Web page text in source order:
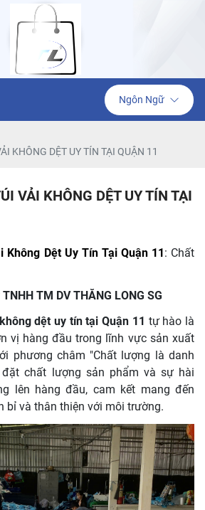
Ngôn Ngữ
KHÔNG DỆT UY TÍN TẠI QUẬN 11
VẢI KHÔNG DỆT UY TÍN TẠI
Không Dệt Uy Tín Tại Quận 11: Chất
TM DV THĂNG LONG SG
dệt uy tín tại Quận 11 tự hào là
vị hàng đầu trong lĩnh vực sản xuất
phương châm "Chất lượng là danh
chất lượng sản phẩm và sự hài
lên hàng đầu, cam kết mang đến
bỉ và thân thiện với môi trường.